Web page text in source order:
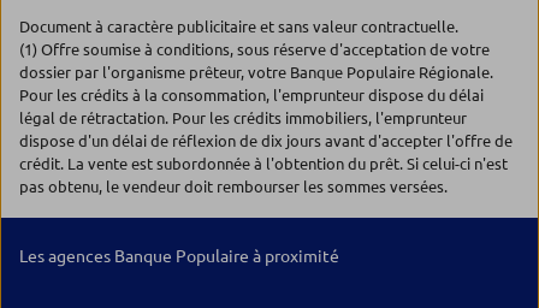
Document à caractère publicitaire et sans valeur contractuelle.
(1) Offre soumise à conditions, sous réserve d'acceptation de votre
dossier par l'organisme prêteur, votre Banque Populaire Régionale.
Pour les crédits à la consommation, l'emprunteur dispose du délai
légal de rétractation. Pour les crédits immobiliers, l'emprunteur
dispose d'un délai de réflexion de dix jours avant d'accepter l'offre de
crédit. La vente est subordonnée à l'obtention du prêt. Si celui-ci n'est
pas obtenu, le vendeur doit rembourser les sommes versées.
Les agences Banque Populaire à proximité